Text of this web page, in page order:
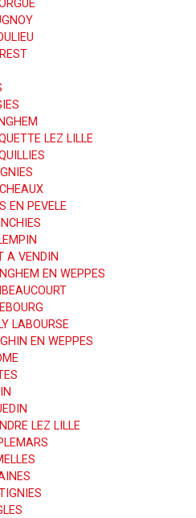
LEZ LILLE
EN PEVELE
A VENDIN
EN WEPPES
LABOURSE
EN WEPPES
LEZ LILLE